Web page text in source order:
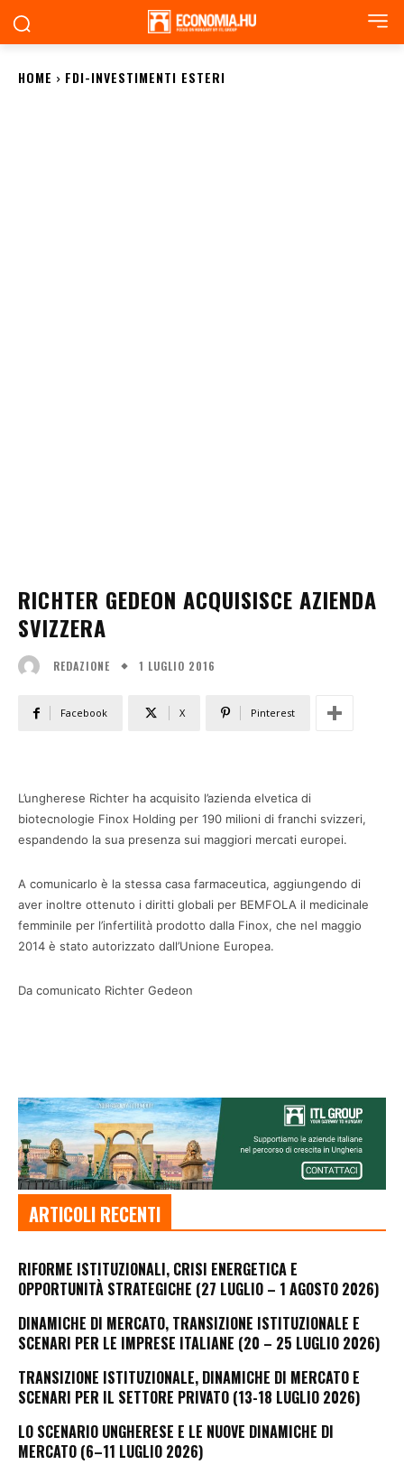
HOME FDI-INVESTIMENTI ESTERI
RICHTER GEDEON ACQUISISCE AZIENDA
SVIZZERA
REDAZIONE 1 LUGLIO 2016
Facebook X Pinterest
L’ungherese Richter ha acquisito l’azienda elvetica di
biotecnologie Finox Holding per 190 milioni di franchi svizzeri,
espandendo la sua presenza sui maggiori mercati europei.
A comunicarlo è la stessa casa farmaceutica, aggiungendo di
aver inoltre ottenuto i diritti globali per BEMFOLA il medicinale
femminile per l’infertilità prodotto dalla Finox, che nel maggio
2014 è stato autorizzato dall’Unione Europea.
Da comunicato Richter Gedeon
ARTICOLI RECENTI
RIFORME ISTITUZIONALI, CRISI ENERGETICA E
OPPORTUNITÀ STRATEGICHE (27 LUGLIO – 1 AGOSTO 2026)
DINAMICHE DI MERCATO, TRANSIZIONE ISTITUZIONALE E
SCENARI PER LE IMPRESE ITALIANE (20 – 25 LUGLIO 2026)
TRANSIZIONE ISTITUZIONALE, DINAMICHE DI MERCATO E
SCENARI PER IL SETTORE PRIVATO (13-18 LUGLIO 2026)
LO SCENARIO UNGHERESE E LE NUOVE DINAMICHE DI
MERCATO (6–11 LUGLIO 2026)